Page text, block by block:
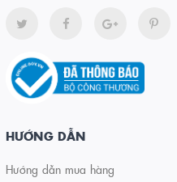
HƯỚNG DẪN
Hướng dẫn mua hàng